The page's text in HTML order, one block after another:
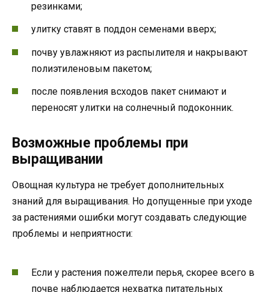
резинками;
улитку ставят в поддон семенами вверх;
почву увлажняют из распылителя и накрывают
полиэтиленовым пакетом;
после появления всходов пакет снимают и
переносят улитки на солнечный подоконник.
Возможные проблемы при
выращивании
Овощная культура не требует дополнительных
знаний для выращивания. Но допущенные при уходе
за растениями ошибки могут создавать следующие
проблемы и неприятности:
Если у растения пожелтели перья, скорее всего в
почве наблюдается нехватка питательных